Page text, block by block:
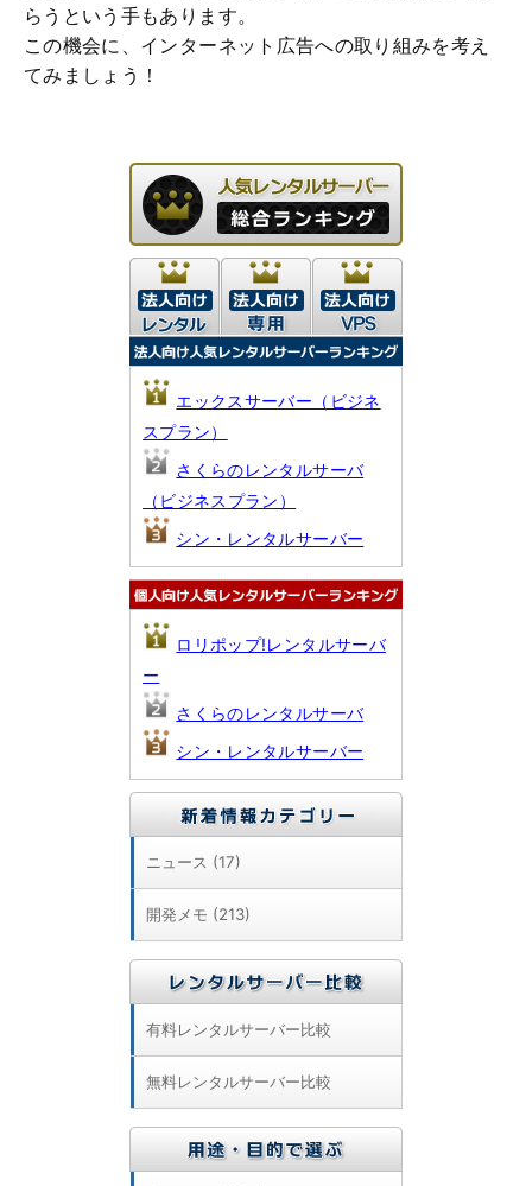
らうという手もあります。
この機会に、インターネット広告への取り組みを考え
てみましょう！
エックスサーバー（ビジネ
スプラン）
さくらのレンタルサーバ
（ビジネスプラン）
シン・レンタルサーバー
ロリポップ!レンタルサーバ
ー
さくらのレンタルサーバ
シン・レンタルサーバー
ニュース (17)
開発メモ (213)
有料レンタルサーバー比較
無料レンタルサーバー比較